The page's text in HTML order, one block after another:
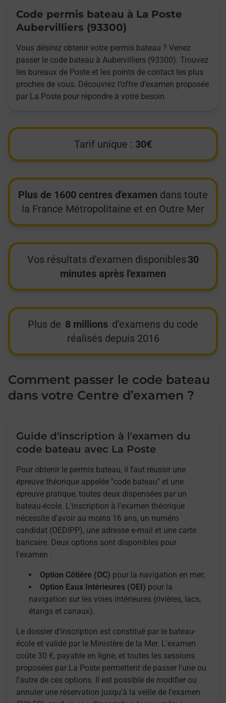
Code permis bateau à La Poste
Aubervilliers (93300)
Vous désirez obtenir votre permis bateau ? Venez
passer le code bateau à Aubervilliers (93300). Trouvez
les bureaux de Poste et les points de contact les plus
proches de vous. Découvrez l’offre d’examen proposée
par La Poste pour répondre à votre besoin.
Tarif unique : 30€
Plus de 1600 centres d'examen dans toute
la France Métropolitaine et en Outre Mer
Vos résultats d'examen disponibles 30
minutes après l'examen
Plus de 8 millions d'examens du code
réalisés depuis 2016
Comment passer le code bateau
dans votre Centre d’examen ?
Guide d'inscription à l'examen du
code bateau avec La Poste
Pour obtenir le permis bateau, il faut réussir une
épreuve théorique appelée "code bateau" et une
épreuve pratique, toutes deux dispensées par un
bateau-école. L'inscription à l'examen théorique
nécessite d'avoir au moins 16 ans, un numéro
candidat (OEDIPP), une adresse e-mail et une carte
bancaire. Deux options sont disponibles pour
l'examen :
Option Côtière (OC) pour la navigation en mer;
Option Eaux Intérieures (OEI) pour la
navigation sur les voies intérieures (rivières, lacs,
étangs et canaux).
Le dossier d'inscription est constitué par le bateau-
école et validé par le Ministère de la Mer. L'examen
coûte 30 €, payable en ligne, et toutes les sessions
proposées par La Poste permettent de passer l'une ou
l'autre de ces options. Il est possible de modifier ou
annuler une réservation jusqu'à la veille de l'examen